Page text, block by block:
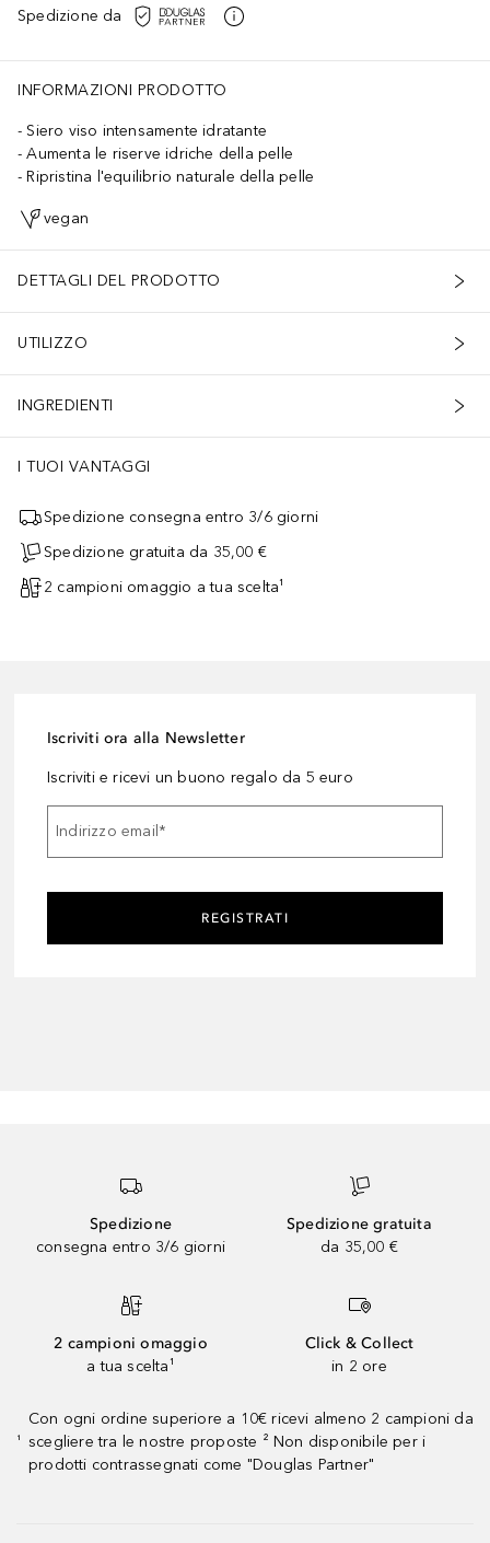
Spedizione da
INFORMAZIONI PRODOTTO
Siero viso intensamente idratante
Aumenta le riserve idriche della pelle
Ripristina l'equilibrio naturale della pelle
vegan
DETTAGLI DEL PRODOTTO
UTILIZZO
INGREDIENTI
I TUOI VANTAGGI
Spedizione consegna entro 3/6 giorni
Spedizione gratuita da 35,00 €
2 campioni omaggio a tua scelta¹
Iscriviti ora alla Newsletter
Iscriviti e ricevi un buono regalo da 5 euro
Indirizzo email*
REGISTRATI
Spedizione
consegna entro 3/6 giorni
Spedizione gratuita
da 35,00 €
2 campioni omaggio
a tua scelta¹
Click & Collect
in 2 ore
¹
Con ogni ordine superiore a 10€ ricevi almeno 2 campioni da
scegliere tra le nostre proposte ² Non disponibile per i
prodotti contrassegnati come "Douglas Partner"